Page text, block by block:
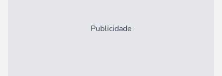
Publicidade